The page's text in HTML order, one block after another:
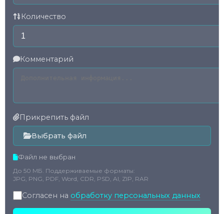
Количество
Комментарий
Прикрепить файл
Выбрать файл
Файл не выбран
До 50 МБ. Поддерживаемые форматы:
JPG, PNG, PDF, Word, CDR, PSD, AI, ZIP, RAR
Согласен на обработку персональных данных